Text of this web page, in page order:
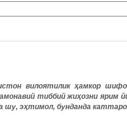
вилоятилик ҳамкор
тиббий жиҳозни ярим
шу, эҳтимол, бунданда